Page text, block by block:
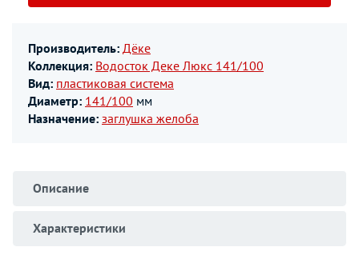
Производитель: Дёке
Коллекция: Водосток Деке Люкс 141/100
Вид: пластиковая система
Диаметр: 141/100 мм
Назначение: заглушка желоба
Описание
Характеристики